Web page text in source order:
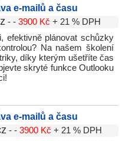
e-mailů a času
- - 3900 Kč + 21 % DPH
efektivně plánovat schůzky
Na našem školení
díky kterým ušetříte čas
skryté funkce Outlooku
e-mailů a času
- - 3900 Kč + 21 % DPH